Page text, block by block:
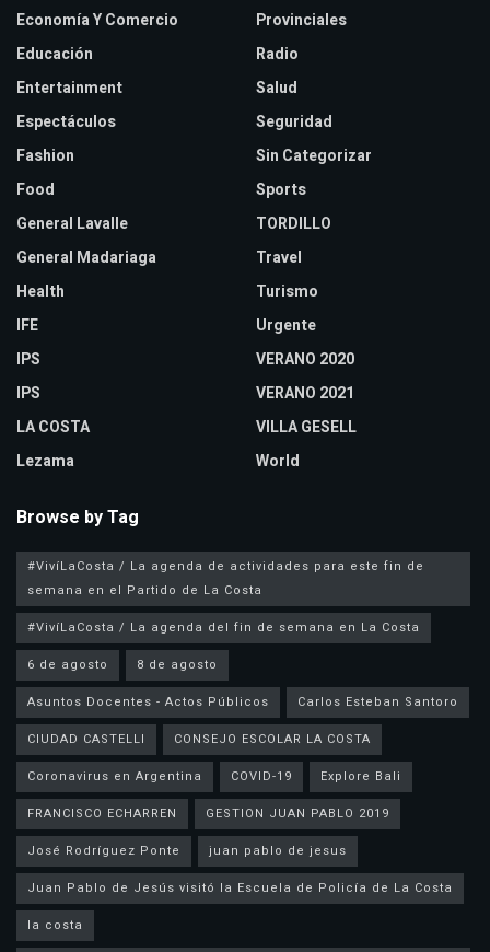
Economía Y Comercio
Educación
Entertainment
Espectáculos
Fashion
Food
General Lavalle
General Madariaga
Health
IFE
IPS
IPS
LA COSTA
Lezama
Provinciales
Radio
Salud
Seguridad
Sin Categorizar
Sports
TORDILLO
Travel
Turismo
Urgente
VERANO 2020
VERANO 2021
VILLA GESELL
World
Browse by Tag
#VivíLaCosta / La agenda de actividades para este fin de
semana en el Partido de La Costa
#VivíLaCosta / La agenda del fin de semana en La Costa
6 de agosto
8 de agosto
Asuntos Docentes - Actos Públicos
Carlos Esteban Santoro
CIUDAD CASTELLI
CONSEJO ESCOLAR LA COSTA
Coronavirus en Argentina
COVID-19
Explore Bali
FRANCISCO ECHARREN
GESTION JUAN PABLO 2019
José Rodríguez Ponte
juan pablo de jesus
la costa